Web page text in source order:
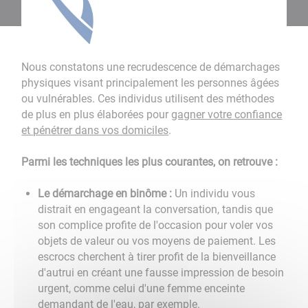
Nous constatons une recrudescence de démarchages
physiques visant principalement les personnes âgées
ou vulnérables. Ces individus utilisent des méthodes
de plus en plus élaborées pour gagner votre confiance
et pénétrer dans vos domiciles.
Parmi les techniques les plus courantes, on retrouve :
Le démarchage en binôme :Un individu vous
distrait en engageant la conversation, tandis que
son complice profite de l'occasion pour voler vos
objets de valeur ou vos moyens de paiement. Les
escrocs cherchent à tirer profit de la bienveillance
d'autrui en créant une fausse impression de besoin
urgent, comme celui d'une femme enceinte
demandant de l'eau, par exemple.